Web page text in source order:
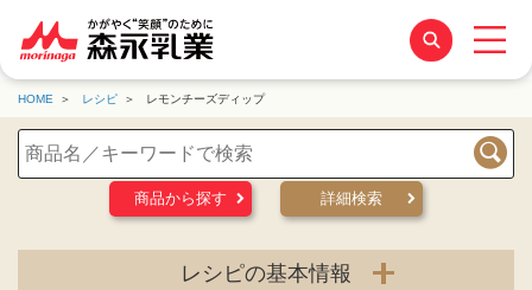
HOME レシピ レモンチーズディップ
検索
商品から探す
詳細検索
レシピの基本情報